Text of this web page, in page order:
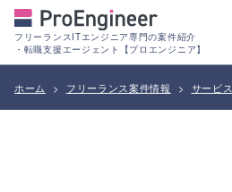
フリーランスITエンジニア専門の案件紹介
・転職支援エージェント【プロエンジニア】
ホーム > フリーランス案件情報 > サービス